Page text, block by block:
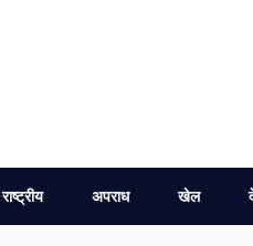
अपराध खेल